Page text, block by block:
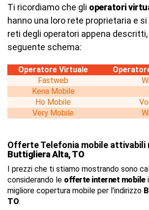
Ti ricordiamo che gli operatori
hanno una loro rete proprietaria e
reti degli operatori appena descritti,
seguente schema:
Operatore Virtuale
Fastweb
Kena Mobile
Ho Mobile
Very Mobile
Offerte Telefonia mobile attivabili
Buttigliera Alta, TO
I prezzi che ti stiamo mostrando sono
considerando le offerte internet mobile
migliore copertura mobile per l'indirizzo
TO.